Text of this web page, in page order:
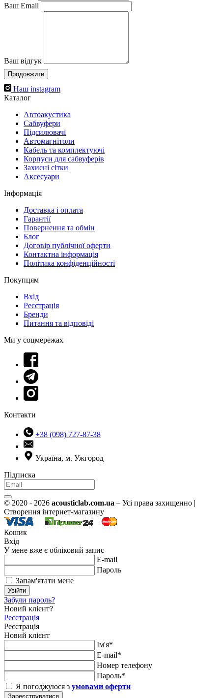
Ваш Email
Ваш відгук
Продовжити
Наш instagram
Каталог
Автоакустика
Cабвуфери
Підсилювачі
Автомагнітоли
Кабель та комплектуючі
Корпуси для сабвуферів
Захисні сітки
Аксесуари
Інформація
Доставка і оплата
Гарантії
Повернення та обмін
Блог
Договір публічної оферти
Контактна інформація
Політика конфіденційності
Покупцям
Вхід
Реєстрація
Бренди
Питання та відповіді
Ми у соцмережах
Контакти
+38 (098) 727-87-38
Україна, м. Ужгород
Підписка
© 2020 - 2026 acousticlab.com.ua – Усі права захищенно |
Створення інтернет-магазину
Кошик
Вхід
У мене вже є обліковий запис
E-mail
Пароль
Запам'ятати мене
Увійти
Забули пароль?
Новий клієнт?
Реєстрація
Реєстрація
Новий клієнт
Ім'я*
E-mail*
Номер телефону
Пароль*
Я погоджуюся з умовами оферти
Зареєструватися